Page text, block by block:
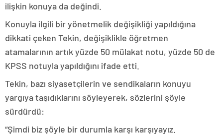
ilişkin konuya da değindi.
Konuyla ilgili bir yönetmelik değişikliği yapıldığına
dikkati çeken Tekin, değişiklikle öğretmen
atamalarının artık yüzde 50 mülakat notu, yüzde 50 de
KPSS notuyla yapıldığını ifade etti.
Tekin, bazı siyasetçilerin ve sendikaların konuyu
yargıya taşıdıklarını söyleyerek, sözlerini şöyle
sürdürdü:
“Şimdi biz şöyle bir durumla karşı karşıyayız.